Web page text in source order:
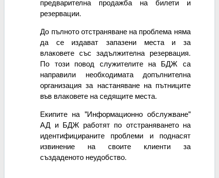
резервации.
До пълното отстраняване на проблема няма
да се издават запазени места и за
влаковете със задължителна резервация.
По този повод служителите на БДЖ са
направили необходимата допълнителна
организация за настаняване на пътниците
във влаковете на седящите места.
Екипите на "Информационно обслужване"
АД и БДЖ работят по отстраняването на
идентифицираните проблеми и поднасят
извинение на своите клиенти за
създаденото неудобство.